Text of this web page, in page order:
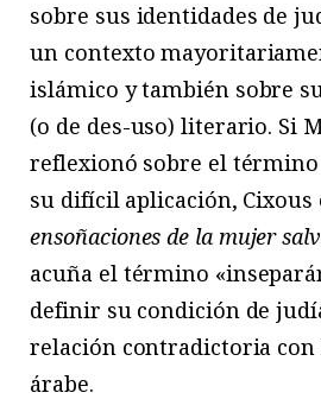
sobre sus identidades de
un contexto
islámico y también sobre
(o de des-uso) literario. Si
reflexionó sobre el
su difícil aplicación,
ensoñaciones de la mujer
acuña el término
definir su condición de
relación contradictoria
árabe.